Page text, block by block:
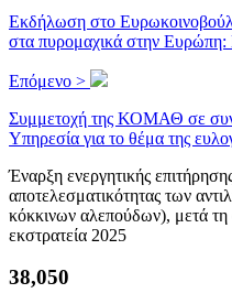
Εκδήλωση στο
στα πυρομαχικά στην Ευρώπη:
Επόμενο >
Συμμετοχή της ΚΟΜΑΘ σε
Υπηρεσία για το θέμα της
Έναρξη ενεργητικής
αποτελεσματικότητας των
κόκκινων αλεπούδων), μετά τη
εκστρατεία 2025
39,956